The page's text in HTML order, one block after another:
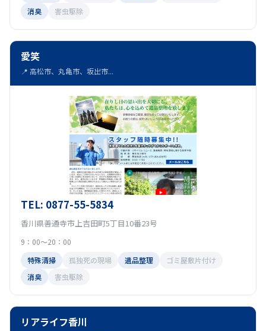
消臭
害虫駆除
愛笑
📍 高松市、丸亀市、坂出市...
TEL: 0877-55-5834
香川県善通寺市上吉田町5丁目10番23号
9：00～20：00
特殊清掃
孤独死の現場 遺品整理
ゴミ屋敷片付け
消臭
害虫駆除
リアライフ香川